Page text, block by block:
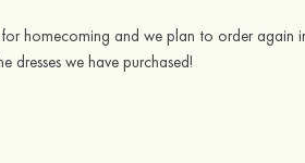
homecoming and we plan to order again
dresses we have purchased!